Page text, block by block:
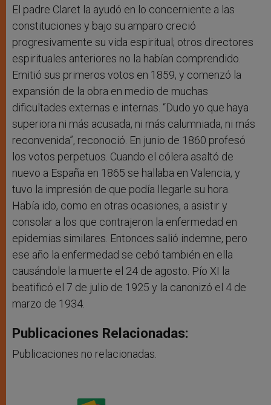
El padre Claret la ayudó en lo concerniente a las
constituciones y bajo su amparo creció
progresivamente su vida espiritual; otros directores
espirituales anteriores no la habían comprendido.
Emitió sus primeros votos en 1859, y comenzó la
expansión de la obra en medio de muchas
dificultades externas e internas. “Dudo yo que haya
superiora ni más acusada, ni más calumniada, ni más
reconvenida”, reconoció. En junio de 1860 profesó
los votos perpetuos. Cuando el cólera asaltó de
nuevo a España en 1865 se hallaba en Valencia, y
tuvo la impresión de que podía llegarle su hora.
Había ido, como en otras ocasiones, a asistir y
consolar a los que contrajeron la enfermedad en
epidemias similares. Entonces salió indemne, pero
ese año la enfermedad se cebó también en ella
causándole la muerte el 24 de agosto. Pío XI la
beatificó el 7 de julio de 1925 y la canonizó el 4 de
marzo de 1934.
Publicaciones Relacionadas:
Publicaciones no relacionadas.